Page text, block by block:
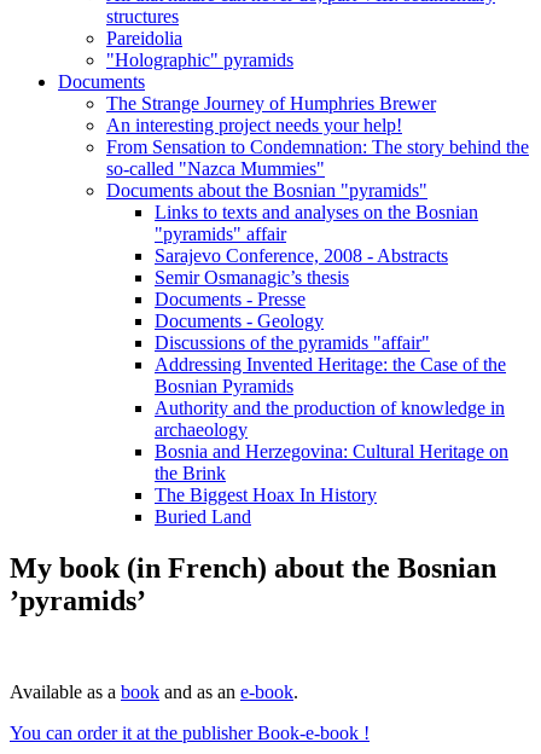
structures
Pareidolia
"Holographic" pyramids
Documents
The Strange Journey of Humphries Brewer
An interesting project needs your help!
From Sensation to Condemnation: The story behind the
so-called "Nazca Mummies"
Documents about the Bosnian "pyramids"
Links to texts and analyses on the Bosnian
"pyramids" affair
Sarajevo Conference, 2008 - Abstracts
Semir Osmanagic’s thesis
Documents - Presse
Documents - Geology
Discussions of the pyramids "affair"
Addressing Invented Heritage: the Case of the
Bosnian Pyramids
Authority and the production of knowledge in
archaeology
Bosnia and Herzegovina: Cultural Heritage on
the Brink
The Biggest Hoax In History
Buried Land
My book (in French) about the Bosnian
’pyramids’
Available as a book and as an e-book.
You can order it at the publisher Book-e-book !